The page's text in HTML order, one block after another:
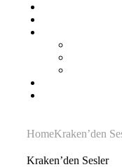
HomeKraken’den
Kraken’den Sesler